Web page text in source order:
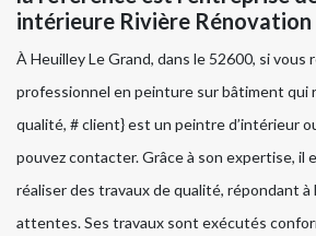
intérieure Rivière Rénovation
À Heuilley Le Grand, dans le 52600, si vous
professionnel en peinture sur bâtiment qui
qualité, # client} est un peintre d’intérieur
pouvez contacter. Grâce à son expertise, il
réaliser des travaux de qualité, répondant à
attentes. Ses travaux sont exécutés